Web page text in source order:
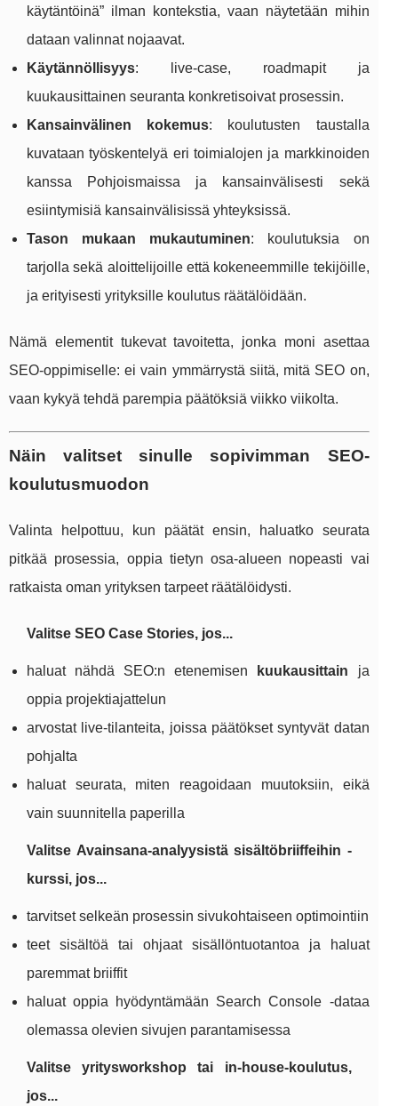
käytäntöinä” ilman kontekstia, vaan näytetään mihin
dataan valinnat nojaavat.
Käytännöllisyys: live-case, roadmapit ja
kuukausittainen seuranta konkretisoivat prosessin.
Kansainvälinen kokemus: koulutusten taustalla
kuvataan työskentelyä eri toimialojen ja markkinoiden
kanssa Pohjoismaissa ja kansainvälisesti sekä
esiintymisiä kansainvälisissä yhteyksissä.
Tason mukaan mukautuminen: koulutuksia on
tarjolla sekä aloittelijoille että kokeneemmille tekijöille,
ja erityisesti yrityksille koulutus räätälöidään.
Nämä elementit tukevat tavoitetta, jonka moni asettaa
SEO-oppimiselle: ei vain ymmärrystä siitä, mitä SEO on,
vaan kykyä tehdä parempia päätöksiä viikko viikolta.
Näin valitset sinulle sopivimman SEO-
koulutusmuodon
Valinta helpottuu, kun päätät ensin, haluatko seurata
pitkää prosessia, oppia tietyn osa-alueen nopeasti vai
ratkaista oman yrityksen tarpeet räätälöidysti.
Valitse SEO Case Stories, jos...
haluat nähdä SEO:n etenemisen kuukausittain ja
oppia projektiajattelun
arvostat live-tilanteita, joissa päätökset syntyvät datan
pohjalta
haluat seurata, miten reagoidaan muutoksiin, eikä
vain suunnitella paperilla
Valitse Avainsana-analyysistä sisältöbriiffeihin -
kurssi, jos...
tarvitset selkeän prosessin sivukohtaiseen optimointiin
teet sisältöä tai ohjaat sisällöntuotantoa ja haluat
paremmat briiffit
haluat oppia hyödyntämään Search Console -dataa
olemassa olevien sivujen parantamisessa
Valitse yritysworkshop tai in-house-koulutus,
jos...